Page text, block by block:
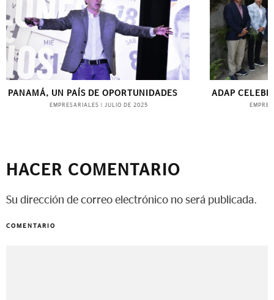
ADAP CELEBRA 75 AÑOS
EMPRESARIALES | AGOSTO DE 2025
MÚSICA QUE
HACER COMENTARIO
Su dirección de correo electrónico no será publicada.
COMENTARIO